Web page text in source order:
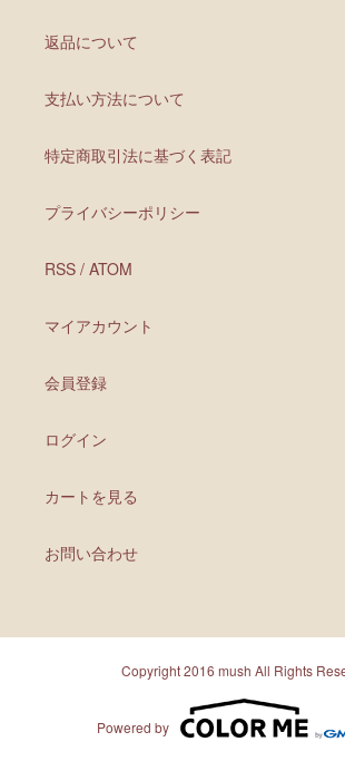
返品について
支払い方法について
特定商取引法に基づく表記
プライバシーポリシー
RSS / ATOM
マイアカウント
会員登録
ログイン
カートを見る
お問い合わせ
Copyright 2016 mush All Rights
Powered by